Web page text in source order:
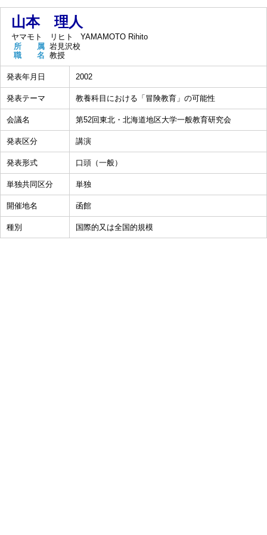
山本 理人
ヤマモト リヒト
YAMAMOTO Rihito
所 属 岩見沢校
職 名 教授
発表年月日 2002
発表テーマ 教養科目における「冒険教育」の可能性
会議名 第52回東北・北海道地区大学一般教育研究会
発表区分 講演
発表形式 口頭（一般）
単独共同区分 単独
開催地名 函館
種別 国際的又は全国的規模